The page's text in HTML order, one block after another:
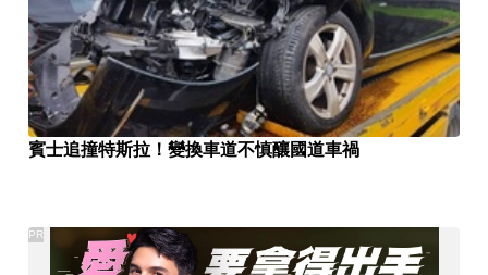
賓士追撞特斯拉！變換車道不慎釀國道車禍
PR